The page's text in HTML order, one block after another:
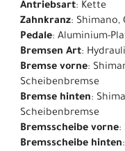
Antriebsart: Kette
Zahnkranz: Shimano,
Pedale: Aluminium-
Bremsen Art:
Bremse vorne:
Scheibenbremse
Bremse hinten:
Scheibenbremse
Bremsscheibe vorne:
Bremsscheibe hinten